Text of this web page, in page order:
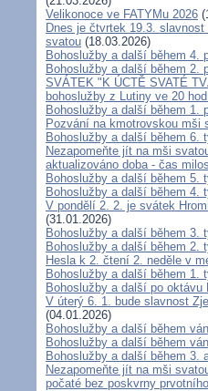
Velikonoce ve FATYMu 2026
Dnes je čtvrtek 19.3.
svatou (18.03.2026)
Bohoslužby a další během 4.
Bohoslužby a další během 2.
SVÁTEK "K ÚCTĚ SVATÉ
bohoslužby z Lutiny ve 20
Bohoslužby a další během 1.
Pozvání na kmotrovskou mši
Bohoslužby a další během 6.
Nezapomeňte jít na mši
aktualizováno doba - čas
Bohoslužby a další během 5.
Bohoslužby a další během 4.
V pondělí 2. 2. je svátek
(31.01.2026)
Bohoslužby a další během 3.
Bohoslužby a další během 2.
Hesla k 2. čtení 2. neděle v
Bohoslužby a další během 1.
Bohoslužby a další po oktávu
V úterý 6. 1. bude slavnost
(04.01.2026)
Bohoslužby a další během
Bohoslužby a další během
Bohoslužby a další během 3.
Nezapomeňte jít na mši
počaté bez poskvrny